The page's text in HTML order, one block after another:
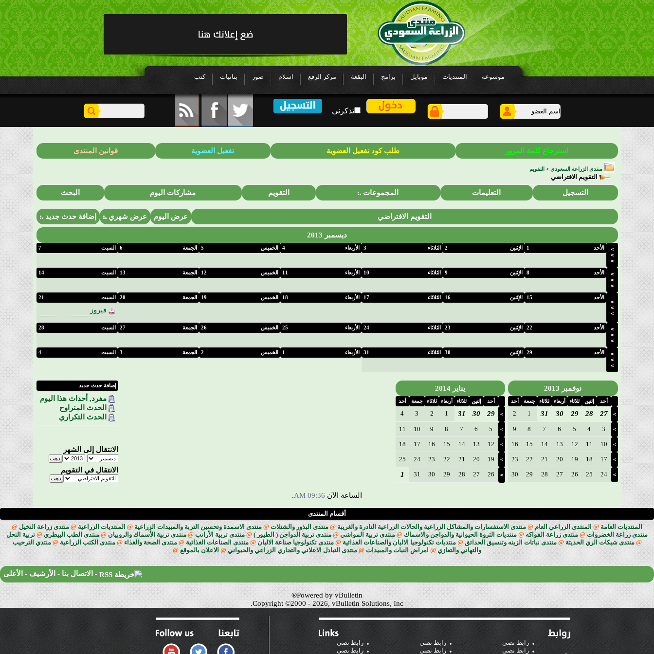
موسوعه المنتديات موبايل برامج البقعة مركز الرفع اسلام صور بناتيات كتب
تذكرني
استرجاع كلمة المرور طلب كود تفعيل العضوية تفعيل العضوية قوانين المنتدى
منتدى الزراعة السعودي > التقويم
التقويم الافتراضي
التسجيل التعليمات المجموعات التقويم مشاركات اليوم البحث
التقويم الافتراضي عرض اليوم عرض شهري إضافة حدث جديد
ديسمبر 2013
>
>
>
1 الأحد 2 الإثنين 3 الثلاثاء 4 الأربعاء 5 الخميس 6 الجمعة 7 السبت
>
>
>
8 الأحد 9 الإثنين 10 الثلاثاء 11 الأربعاء 12 الخميس 13 الجمعة 14 السبت
>
>
>
15 الأحد 16 الإثنين 17 الثلاثاء 18 الأربعاء 19 الخميس 20 الجمعة 21 السبت
فيروز
>
>
>
22 الأحد 23 الإثنين 24 الثلاثاء 25 الأربعاء 26 الخميس 27 الجمعة 28 السبت
>
>
>
29 الأحد 30 الإثنين 31 الثلاثاء 1 الأربعاء 2 الخميس 3 الجمعة 4 السبت
نوفمبر 2013
أحد إثنين ثلاثاء أربعاء ثلاثاء جمعة أحد
>
27
28
29
30
31
1
2
>
3
4
5
6
7
8
9
>
10
11
12
13
14
15
16
>
17
18
19
20
21
22
23
>
24
25
26
27
28
29
30
يناير 2014
أحد إثنين ثلاثاء أربعاء ثلاثاء جمعة أحد
>
29
30
31
1
2
3
4
>
5
6
7
8
9
10
11
>
12
13
14
15
16
17
18
>
19
20
21
22
23
24
25
>
26
27
28
29
30
31
1
إضافة حدث جديد
مفرد, أحداث هذا اليوم
الحدث المتراوح
الحدث التكراري
الانتقال إلى الشهر
الانتقال في التقويم
الساعة الآن 09:36 AM
.
أقسام المنتدى
المنتديات العامة @المنتدى الزراعي العام @منتدى الاستفسارات والمشاكل الزراعية والحالات الزراعية النادرة والغريبة @منتدى البذور والشتلات @منتدى الاسمدة وتحسين التربة والمبيدات الزراعية @ المنتديات الزراعية @منتدى زراعة النخيل @
منتدى زراعة الخضروات @ منتدى زراعة الفواكه @منتديات الثروة الحيوانية والدواجن والاسماك @منتدى تربية المواشي @منتدى تربية الدواجن ( الطيور ) @منتدى تربية الأرانب @منتدى تربية الأسماك والروبيان @منتدى الطب البيطري @تربية النحل
@منتدى شبكات الري الحديثة @منتدى نباتات الزينه وتنسيق الحدائق @منتديات تكنولوجيا الالبان والصناعات الغذائية @منتدى تكنولوجيا صناعة الالبان @منتدى الصناعات الغذائية @منتدى الصحة والغذاء @منتدى الكتب الزراعية @منتدي الترحيب
والتهاني والتعازي @ امراض النبات والمبيدات @منتدى التبادل الاعلاني والتجاري الزراعي والحيواني @الاعلان بالموقع @
- الاتصال بنا - الأرشيف - الأعلى
Powered by vBulletin®
Copyright ©2000 - 2026, vBulletin Solutions, Inc.
رابط نصى
رابط نصى
رابط نصى
رابط نصى
رابط نصى
رابط نصى